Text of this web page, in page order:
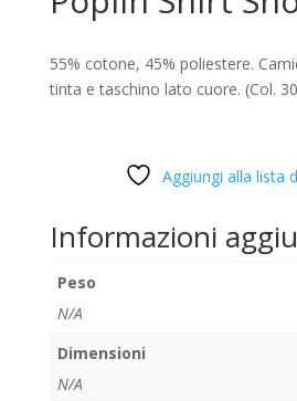
55% cotone, 45% poliestere.
tinta e taschino lato cuore. (Col.
Aggiungi alla lista
Informazioni
Peso
N/A
Dimensioni
N/A